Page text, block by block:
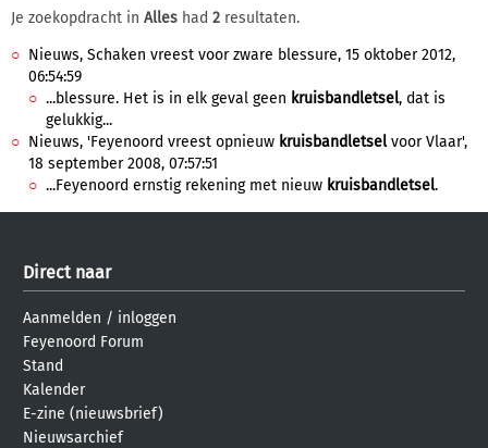
Je zoekopdracht in Alles had 2 resultaten.
Nieuws, Schaken vreest voor zware blessure, 15 oktober 2012,
06:54:59
...blessure. Het is in elk geval geen kruisbandletsel, dat is
gelukkig...
Nieuws, 'Feyenoord vreest opnieuw kruisbandletselvoor Vlaar',
18 september 2008, 07:57:51
...Feyenoord ernstig rekening met nieuw kruisbandletsel.
Direct naar
Aanmelden / inloggen
Feyenoord Forum
Stand
Kalender
E-zine (nieuwsbrief)
Nieuwsarchief